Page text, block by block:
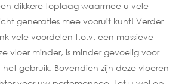
dikkere toplaag waarmee u vele
generaties mee vooruit kunt! Verder
vele voordelen t.o.v. een massieve
vloer minder, is minder gevoelig voor
het gebruik. Bovendien zijn deze vloeren